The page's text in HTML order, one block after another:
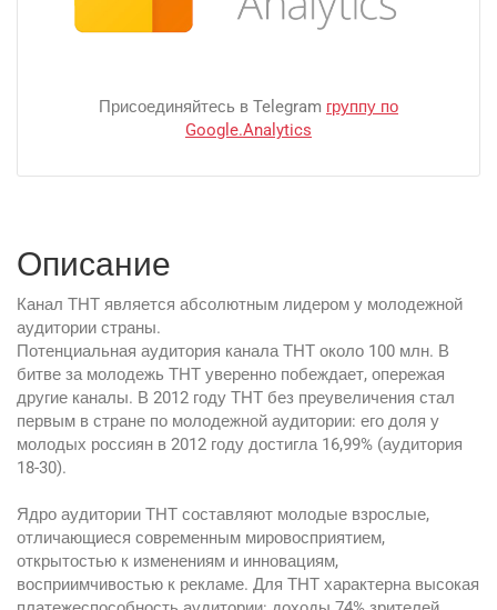
Присоединяйтесь в Telegram группу по
Google.Analytics
Описание
Канал ТНТ является абсолютным лидером у молодежной
аудитории страны.
Потенциальная аудитория канала ТНТ около 100 млн. В
битве за молодежь ТНТ уверенно побеждает, опережая
другие каналы. В 2012 году ТНТ без преувеличения стал
первым в стране по молодежной аудитории: его доля у
молодых россиян в 2012 году достигла 16,99% (аудитория
18-30).
Ядро аудитории ТНТ составляют молодые взрослые,
отличающиеся современным мировосприятием,
открытостью к изменениям и инновациям,
восприимчивостью к рекламе. Для ТНТ характерна высокая